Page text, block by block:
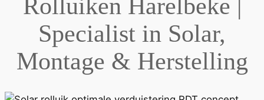
Rolluiken Harelbeke |
Specialist in Solar,
Montage & Herstelling